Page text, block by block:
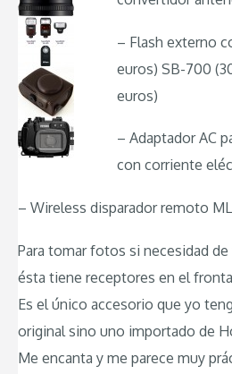
– Flash externo
euros) SB-700
euros)
– Adaptador AC
con corriente
– Wireless disparador remoto
Para tomar fotos si necesidad de
ésta tiene receptores en el
Es el único accesorio que yo
original sino uno importado de
Me encanta y me parece muy